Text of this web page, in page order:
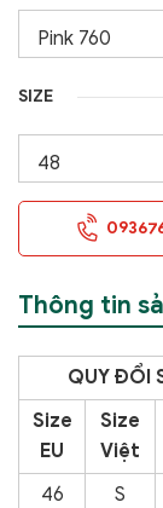
SIZE
Thông tin
QUY ĐỔI
Size
EU
Size
Việt
46
S